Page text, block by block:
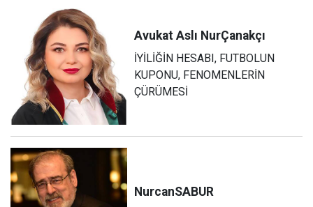
Avukat Aslı NurÇanakçı
İYİLİĞİN HESABI, FUTBOLUN
KUPONU, FENOMENLERİN
ÇÜRÜMESİ
NurcanSABUR